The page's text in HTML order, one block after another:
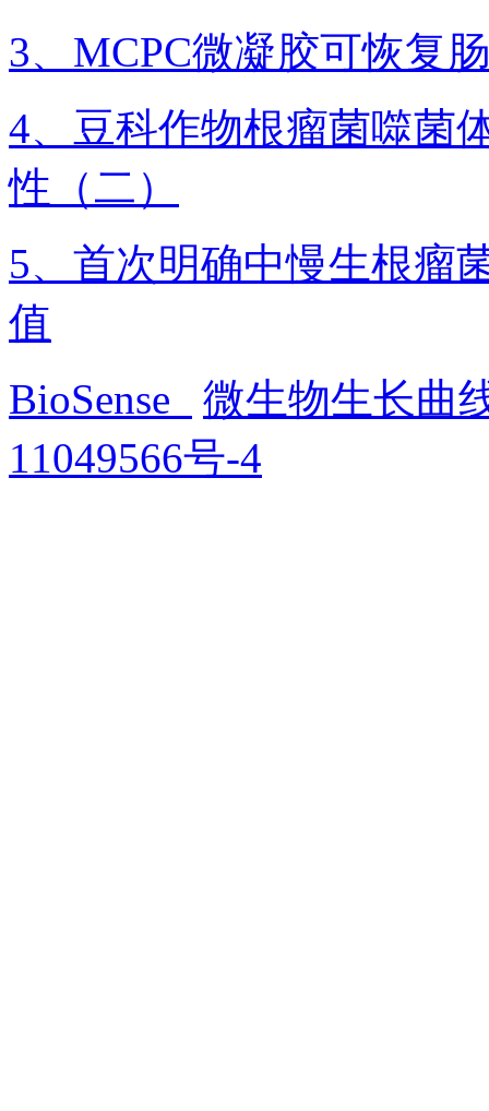
3、MCPC微凝胶可恢复
4、豆科作物根瘤菌噬菌
性（二）
5、首次明确中慢生根瘤
值
BioSense
微生物生长曲
11049566号-4